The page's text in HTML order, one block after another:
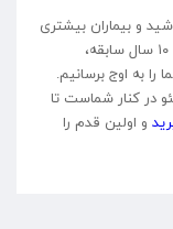
و بیماران بیشتری
جذب کنید، مدیکال سئو بهترین انتخاب شماست. با ۱۰ سال سابقه،
را به اوج برسانیم.
در کنار شماست تا
و اولین قدم را